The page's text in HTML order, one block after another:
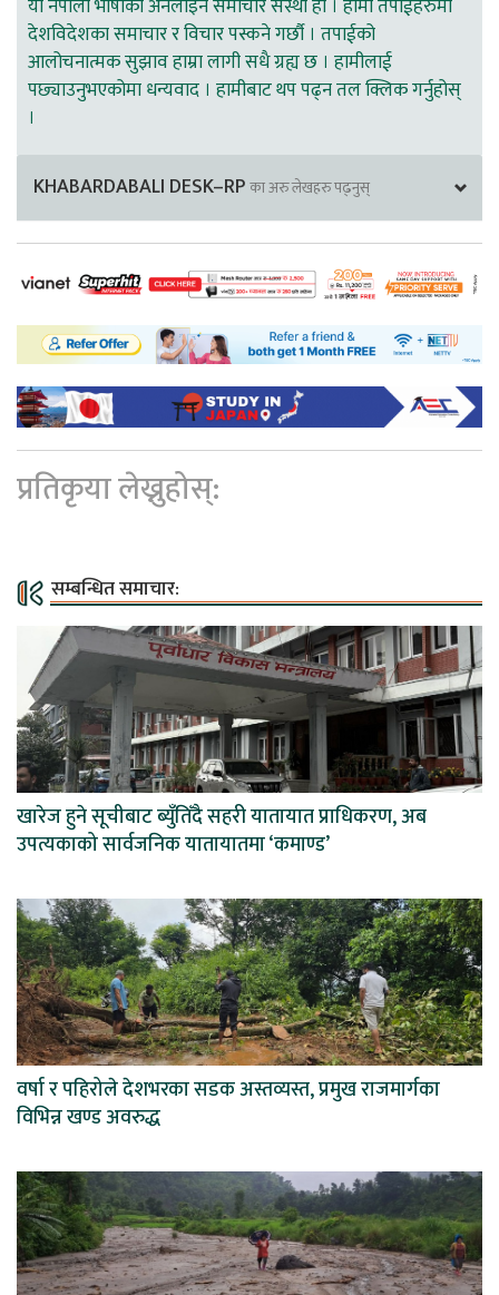
यो नेपाली भाषाको अनलाइन समाचार संस्था हो । हामी तपाईहरुमा
देशविदेशका समाचार र विचार पस्कने गर्छौ । तपाईको
आलोचनात्मक सुझाव हाम्रा लागी सधै ग्रह्य छ । हामीलाई
पछ्याउनुभएकोमा धन्यवाद । हामीबाट थप पढ्न तल क्लिक गर्नुहोस्
।
KHABARDABALI DESK–RPका अरु लेखहरु पढ्नुस्
प्रतिकृया लेख्नुहोस्:
सम्बन्धित समाचार:
खारेज हुने सूचीबाट ब्युँतिँदै सहरी यातायात प्राधिकरण, अब
उपत्यकाको सार्वजनिक यातायातमा ‘कमाण्ड’
वर्षा र पहिरोले देशभरका सडक अस्तव्यस्त, प्रमुख राजमार्गका
विभिन्न खण्ड अवरुद्ध